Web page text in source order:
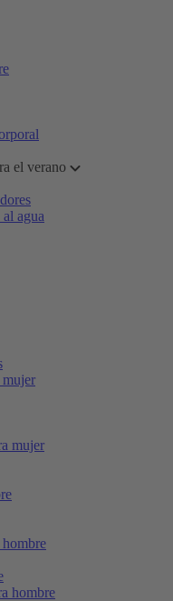
el verano
agua
mujer
mujer
hombre
hombre